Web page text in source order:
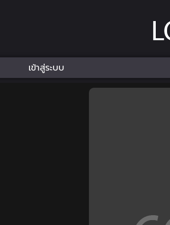
เข้าสู่ระบบ